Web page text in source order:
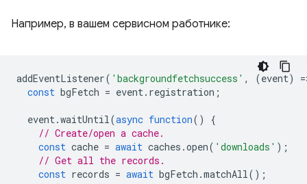
Например, в вашем сервисном работнике:
addEventListener( 'backgroundfetchsuccess' , (event) =
const bgFetch = event. registration ;
event.waitUntil(async function()
{
// Create/open a cache.
const cache = await caches .open( 'downloads' );
// Get all the records.
const records = await bgFetch .matchAll();